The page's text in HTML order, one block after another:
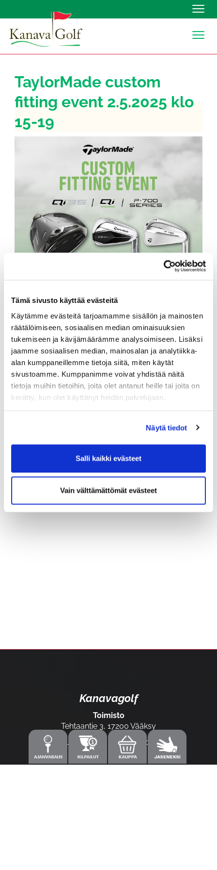
Tämä sivusto käyttää evästeitä
Käytämme evästeitä tarjoamamme sisällön ja mainosten
räätälöimiseen, sosiaalisen median ominaisuuksien
tukemiseen ja kävijämäärämme analysoimiseen. Lisäksi
jaamme sosiaalisen median, mainosalan ja analytiikka-
alan kumppaneillemme tietoja siitä, miten käytät
sivustoamme. Kumppanimme voivat yhdistää näitä
tietoja muihin tietoihin, joita olet antanut heille tai joita on
kerätty, kun olet käyttänyt heidän palvelujaan.
Näytä tiedot
Salli kaikki evästeet
Vain välttämättömät evästeet
TaylorMade custom
fitting event 2.5.2025 klo
15-19
Kanavagolf
Toimisto
Tehtaantie 3, 17200 Vääksy
Laajemmat yhteystiedot